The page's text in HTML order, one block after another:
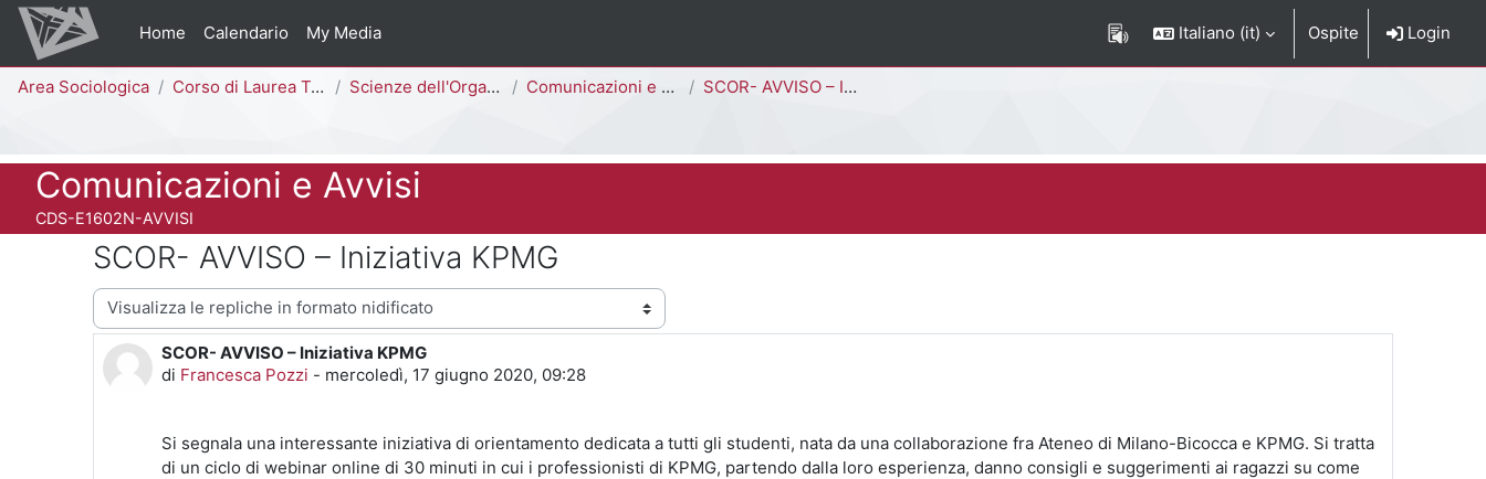
Vai al contenuto principale
Home
Calendario My Media Italiano ‎(it)‎ Ospite Login
Percorso della pagina
Area Sociologica Corso di Laurea Triennale Scienze dell'Organizzazione [E1602N - E1601N] Comunicazioni e Avvisi SCOR- AVVISO – Iniziativa KPMG
Titolo del corso
Comunicazioni e Avvisi
Codice identificativo del corso
CDS-E1602N-AVVISI
SCOR- AVVISO – Iniziativa KPMG
Modalità visualizzazione
SCOR- AVVISO – Iniziativa KPMG
di Francesca Pozzi - mercoledì, 17 giugno 2020, 09:28
Numero di risposte: 0
Si segnala una interessante iniziativa di orientamento dedicata a tutti gli studenti, nata da una collaborazione fra Ateneo di Milano-Bicocca e KPMG. Si tratta
di un ciclo di webinar online di 30 minuti in cui i professionisti di KPMG, partendo dalla loro esperienza, danno consigli e suggerimenti ai ragazzi su come